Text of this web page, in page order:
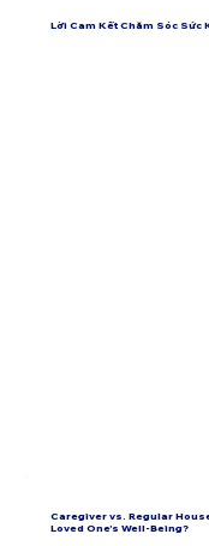
Lời Cam Kết Chăm Sóc Sức
Caregiver vs. Regular
Loved One’s Well-Being?